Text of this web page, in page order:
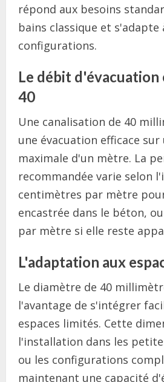
répond aux besoins
bains classique et
configurations.
Le débit d'évacuation
40
Une canalisation de 40
une évacuation efficace sur
maximale d'un mètre. La
recommandée varie selon
centimètres par mètre
encastrée dans le béton,
par mètre si elle reste
L'adaptation aux
Le diamètre de 40
l'avantage de s'intégrer
espaces limités. Cette
l'installation dans les
ou les configurations
maintenant une capacité